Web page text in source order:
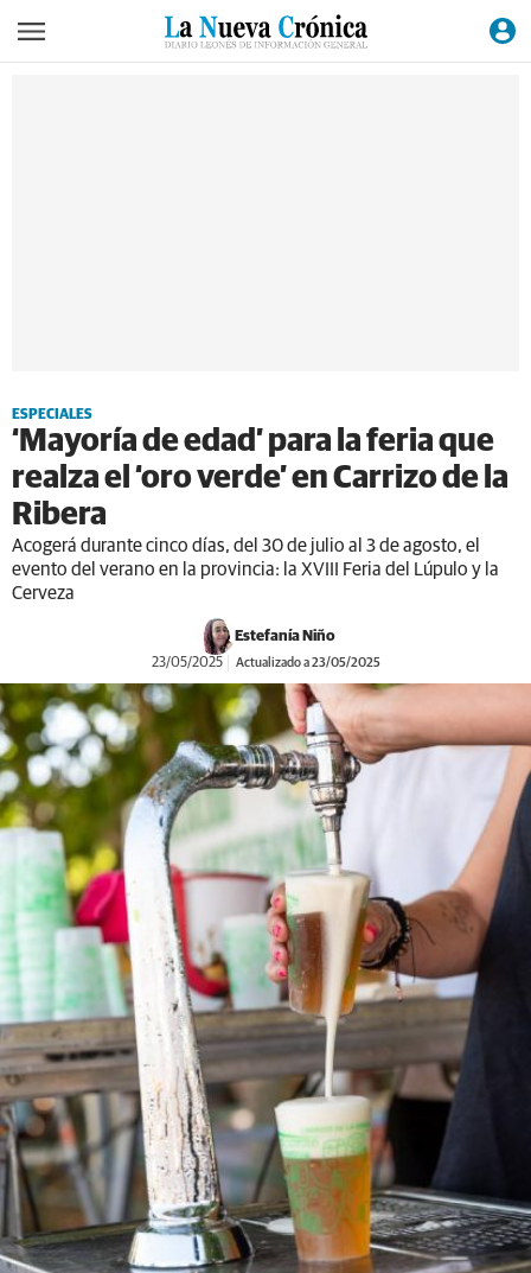
ESPECIALES
‘Mayoría de edad’ para la feria que
realza el ‘oro verde’ en Carrizo de la
Ribera
Acogerá durante cinco días, del 30 de julio al 3 de agosto, el
evento del verano en la provincia: la XVIII Feria del Lúpulo y la
Cerveza
Estefanía Niño
23/05/2025 Actualizado a 23/05/2025